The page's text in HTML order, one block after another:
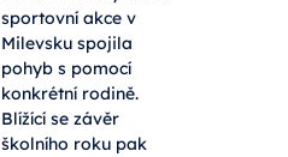
sportovní akce v
Milevsku spojila
pohyb s pomocí
konkrétní rodině.
Blížící se závěr
školního roku pak